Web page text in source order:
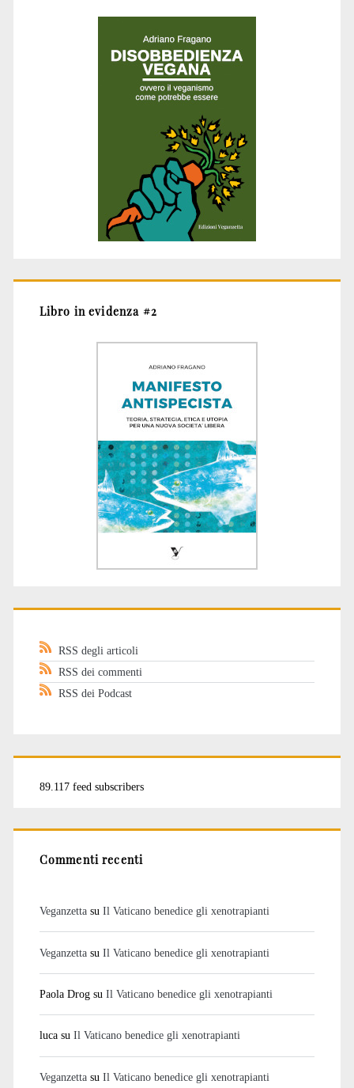
Libro in evidenza #2
RSS degli articoli
RSS dei commenti
RSS dei Podcast
89.117 feed subscribers
Commenti recenti
Veganzettasu Il Vaticano benedice gli xenotrapianti
Veganzettasu Il Vaticano benedice gli xenotrapianti
Paola Drogsu Il Vaticano benedice gli xenotrapianti
lucasu Il Vaticano benedice gli xenotrapianti
Veganzettasu Il Vaticano benedice gli xenotrapianti